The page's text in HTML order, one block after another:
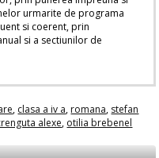
urmarite de programa
si coerent, prin
si a sectiunilor de
, clasa a iv a, romana, stefan
alexe, otilia brebenel